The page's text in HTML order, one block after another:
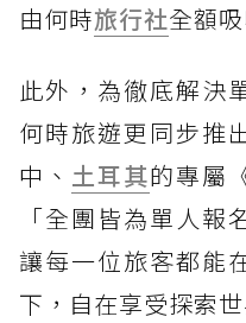
由何時旅行社全額吸
此外，為徹底解決
何時旅遊更同步推
中、 土耳其的專屬
「全團皆為單人報
讓每一位旅客都能
下，自在享受探索